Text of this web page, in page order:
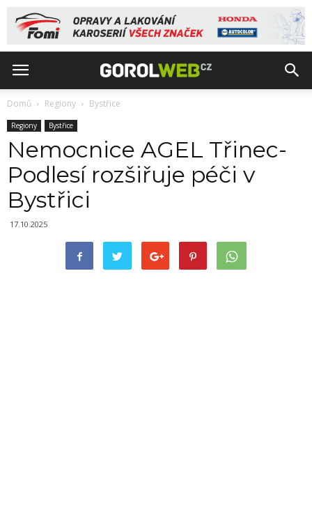
Domů Regiony Bystřice
Regiony Bystřice
Nemocnice AGEL Třinec-
Podlesí rozšiřuje péči v
Bystřici
17.10.2025